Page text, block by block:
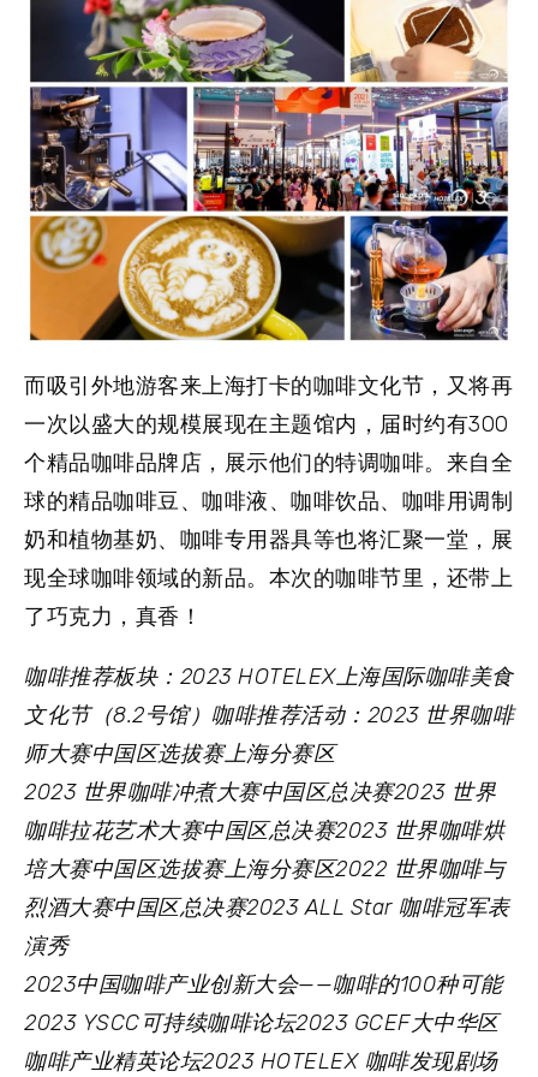
而吸引外地游客来上海打卡的咖啡文化节 ，又将再
一次以盛大的规模展现在主题馆内，届时约有300
个精品咖啡品牌店，展示他们的特调咖啡。来自全
球的精品咖啡豆、咖啡液、咖啡饮品、咖啡用调制
奶和植物基奶、咖啡专用器具等也将汇聚一堂，展
现全球咖啡领域的新品。本次的咖啡节里，还带上
了巧克力，真香！
咖啡推荐板块： 2023 HOTELEX上海国际咖啡美食
文化节（8.2号馆） 咖啡推荐活动： 2023 世界咖啡
师大赛中国区选拔赛上海分赛区
2023 世界咖啡冲煮大赛中国区总决赛2023 世界
咖啡拉花艺术大赛中国区总决赛2023 世界咖啡烘
培大赛中国区选拔赛上海分赛区2022 世界咖啡与
烈酒大赛中国区总决赛2023 ALL Star 咖啡冠军表
演秀
2023中国咖啡产业创新大会——咖啡的100种可能
2023 YSCC可持续咖啡论坛2023 GCEF大中华区
咖啡产业精英论坛2023 HOTELEX 咖啡发现剧场